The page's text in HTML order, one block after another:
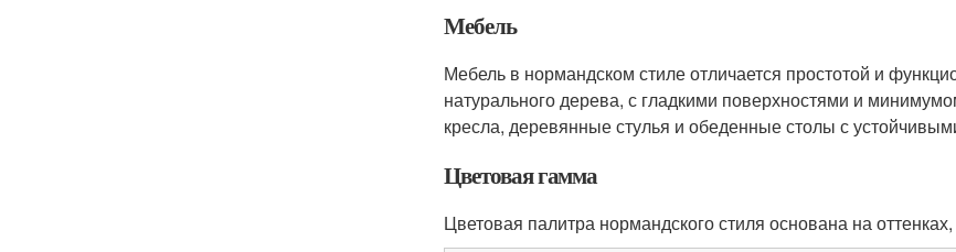
Мебель
Мебель в нормандском стиле отличается простотой и
натурального дерева, с гладкими поверхностями и
кресла, деревянные стулья и обеденные столы с
Цветовая гамма
Цветовая палитра нормандского стиля основана на